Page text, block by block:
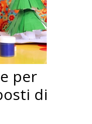
per
di